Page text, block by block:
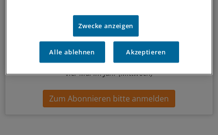
Persönlichkeiten und Kolleginnen und Kollegen, die etwas
Neues wagen: In diesem Newsletter erzählen wir
vier Mal im Jahr (Mittwoch)
Zum Abonnieren bitte anmelden
Zwecke anzeigen
Alle ablehnen Akzeptieren